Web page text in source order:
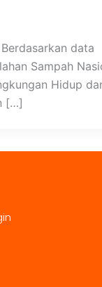
data
Sampah
Hidup
[…]